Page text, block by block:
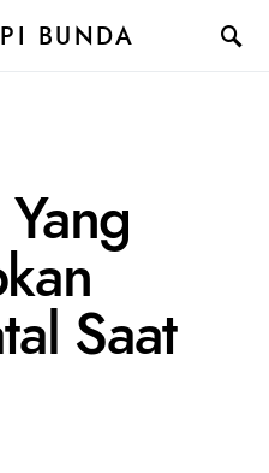
BUNDA
Saat